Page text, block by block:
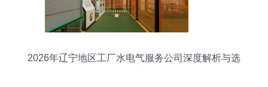
2026年辽宁地区工厂水电气服务公司深度解析与选